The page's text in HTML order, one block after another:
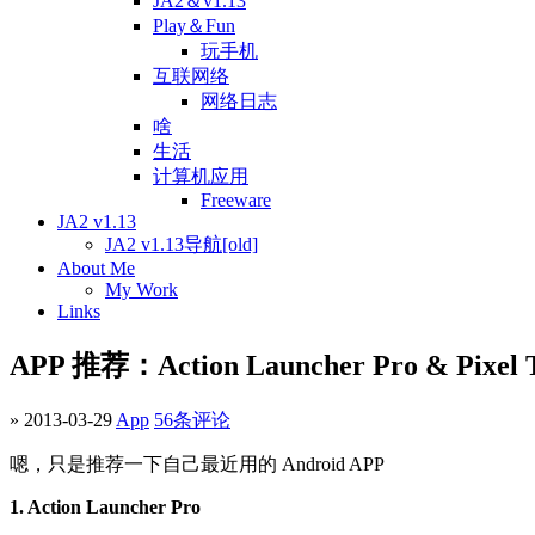
Play＆Fun
玩手机
互联网络
网络日志
啥
生活
计算机应用
Freeware
JA2 v1.13
JA2 v1.13导航[old]
About Me
My Work
Links
APP 推荐：Action Launcher Pro & Pixel
» 2013-03-29 App 56条评论
嗯，只是推荐一下自己最近用的 Android APP
1. Action Launcher Pro